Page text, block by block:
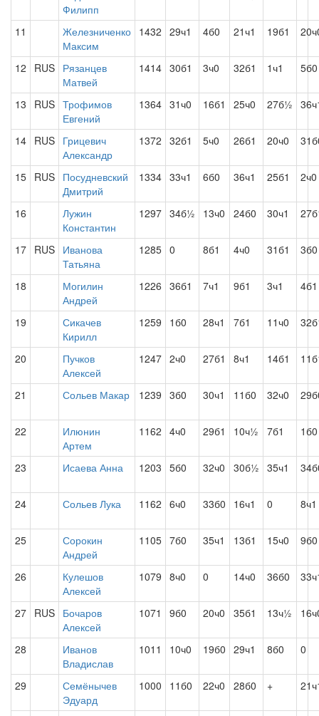
Филипп
11
Железниченко
Максим
1432 29ч1 4б0 21ч1 19б1
12 RUS Рязанцев
Матвей
1414 30б1 3ч0 32б1 1ч1 5б0
13 RUS Трофимов
Евгений
1364 31ч0 16б1 25ч0 27б½
14 RUS Грицевич
Александр
1372 32б1 5ч0 26б1 20ч0
15 RUS Посудневский
Дмитрий
1334 33ч1 6б0 36ч1 25б1 2ч0
16
Лужин
Константин
1297 34б½ 13ч0 24б0 30ч1
17 RUS Иванова
Татьяна
1285 0 8б1 4ч0 31б1 3б0
18
Могилин
Андрей
1226 36б1 7ч1 9б1 3ч1 4б1
19
Сикачев
Кирилл
1259 1б0 28ч1 7б1 11ч0
20
Пучков
Алексей
1247 2ч0 27б1 8ч1 14б1
21 Сольев Макар 1239 3б0 30ч1 11б0 32ч0
22
Илюнин
Артем
1162 4ч0 29б1 10ч½ 7б1 1б0
23 Исаева Анна 1203 5б0 32ч0 30б½ 35ч1
24 Сольев Лука 1162 6ч0 33б0 16ч1 0 8ч1
25
Сорокин
Андрей
1105 7б0 35ч1 13б1 15ч0 9б0
26
Кулешов
Алексей
1079 8ч0 0 14ч0 36б0
27 RUS Бочаров
Алексей
1071 9б0 20ч0 35б1 13ч½
28
Иванов
Владислав
1011 10ч0 19б0 29ч1 8б0 0
29
Семёнычев
Эдуард
1000 11б0 22ч0 28б0 +